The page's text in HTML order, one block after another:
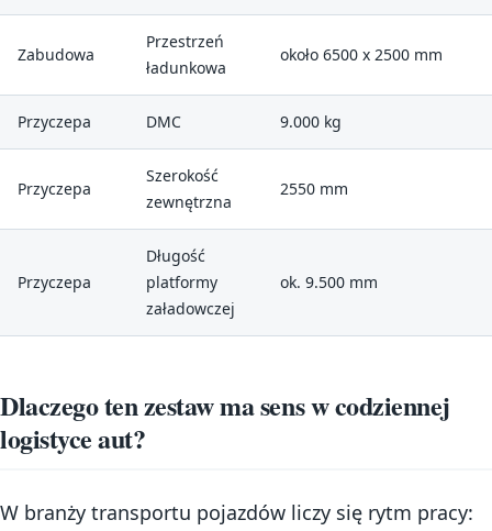
Zabudowa
Przestrzeń
ładunkowa
około 6500 x 2500 mm
Przyczepa DMC 9.000 kg
Przyczepa
Szerokość
zewnętrzna
2550 mm
Przyczepa
Długość
platformy
załadowczej
ok. 9.500 mm
Dlaczego ten zestaw ma sens w codziennej
logistyce aut?
W branży transportu pojazdów liczy się rytm pracy: